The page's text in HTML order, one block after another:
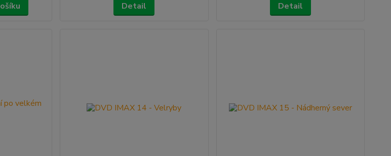
Detail Detail